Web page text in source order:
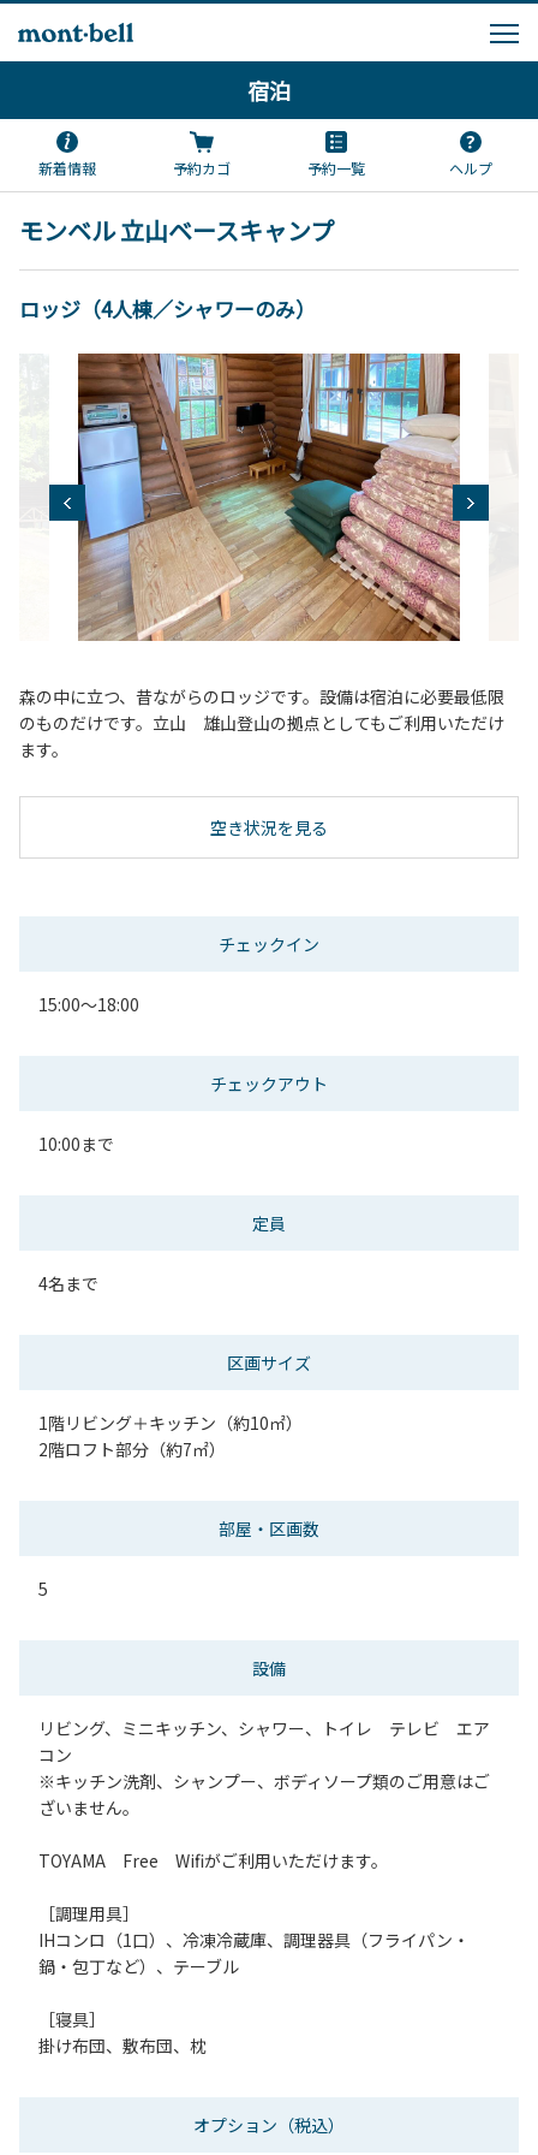
宿泊
新着情報 予約カゴ 予約一覧 ヘルプ
モンベル 立山ベースキャンプ
ロッジ（4人棟／シャワーのみ）
森の中に立つ、昔ながらのロッジです。設備は宿泊に必要最低限
のものだけです。立山 雄山登山の拠点としてもご利用いただけ
ます。
空き状況を見る
チェックイン
15:00～18:00
チェックアウト
10:00まで
定員
4名まで
区画サイズ
1階リビング＋キッチン（約10㎡）
2階ロフト部分（約7㎡）
部屋・区画数
5
設備
リビング、ミニキッチン、シャワー、トイレ テレビ エア
コン
※キッチン洗剤、シャンプー、ボディソープ類のご用意はご
ざいません。
TOYAMA Free Wifiがご利用いただけます。
［調理用具］
IHコンロ（1口）、冷凍冷蔵庫、調理器具（フライパン・
鍋・包丁など）、テーブル
［寝具］
掛け布団、敷布団、枕
オプション （税込）